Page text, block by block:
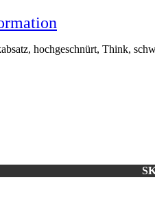
hochgeschnürt, Think,